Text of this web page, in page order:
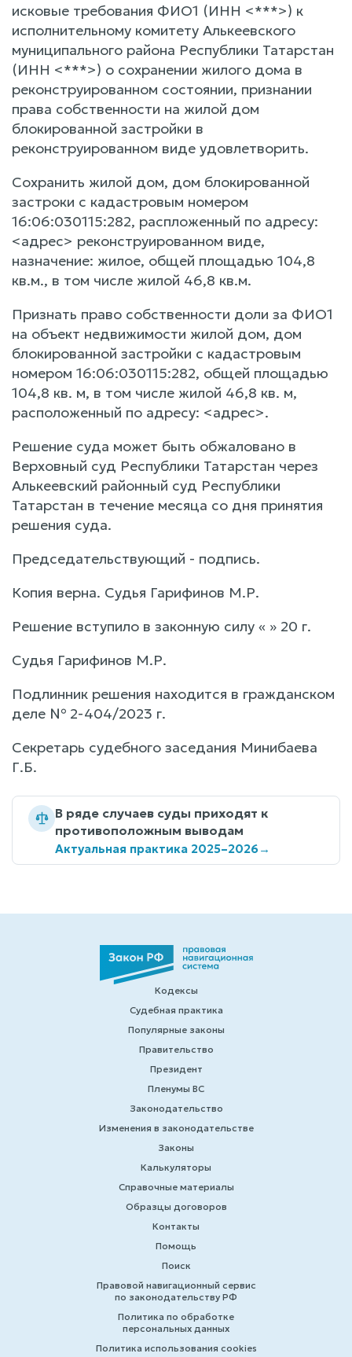
исковые требования ФИО1 (ИНН <***>) к
исполнительному комитету Алькеевского
муниципального района Республики Татарстан
(ИНН <***>) о сохранении жилого дома в
реконструированном состоянии, признании
права собственности на жилой дом
блокированной застройки в
реконструированном виде удовлетворить.
Сохранить жилой дом, дом блокированной
застроки с кадастровым номером
16:06:030115:282, распложенный по адресу:
<адрес> реконструированном виде,
назначение: жилое, общей площадью 104,8
кв.м., в том числе жилой 46,8 кв.м.
Признать право собственности доли за ФИО1
на объект недвижимости жилой дом, дом
блокированной застройки с кадастровым
номером 16:06:030115:282, общей площадью
104,8 кв. м, в том числе жилой 46,8 кв. м,
расположенный по адресу: <адрес>.
Решение суда может быть обжаловано в
Верховный суд Республики Татарстан через
Алькеевский районный суд Республики
Татарстан в течение месяца со дня принятия
решения суда.
Председательствующий - подпись.
Копия верна. Судья Гарифинов М.Р.
Решение вступило в законную силу « » 20 г.
Судья Гарифинов М.Р.
Подлинник решения находится в гражданском
деле № 2-404/2023 г.
Секретарь судебного заседания Минибаева
Г.Б.
В ряде случаев суды приходят к
противоположным выводам
Актуальная практика 2025–2026→
Кодексы
Судебная практика
Популярные законы
Правительство
Президент
Пленумы ВС
Законодательство
Изменения в законодательстве
Законы
Калькуляторы
Справочные материалы
Образцы договоров
Контакты
Помощь
Поиск
Правовой навигационный сервис
по законодательству РФ
Политика по обработке
персональных данных
Политика использования cookies